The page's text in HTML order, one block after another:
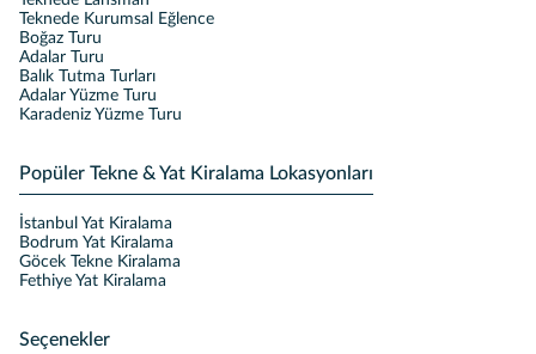
Teknede Kurumsal Eğlence
Boğaz Turu
Adalar Turu
Balık Tutma Turları
Adalar Yüzme Turu
Karadeniz Yüzme Turu
Popüler Tekne & Yat Kiralama Lokasyonları
İstanbul Yat Kiralama
Bodrum Yat Kiralama
Göcek Tekne Kiralama
Fethiye Yat Kiralama
Seçenekler